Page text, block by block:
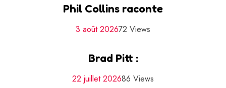
Phil Collins raconte
3 août 202672 Views
Brad Pitt :
22 juillet 202686 Views